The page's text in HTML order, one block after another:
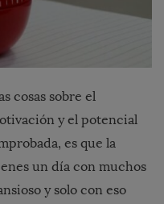
cosas sobre el
y el potencial
es que la
un día con muchos
y solo con eso